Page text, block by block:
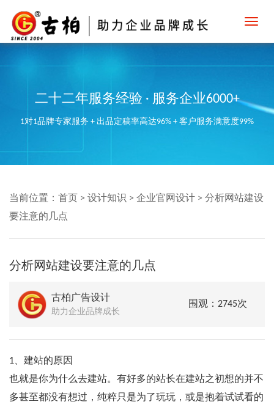
二十二年服务经验 · 服务企业6000+
1对1品牌专家服务 + 出品定稿率高达96% + 客户服务满意度99%
当前位置： 首页 > 设计知识 > 企业官网设计 > 分析网站建设
要注意的几点
分析网站建设要注意的几点
古柏广告设计
助力企业品牌成长
围观：2745次
1、建站的原因
也就是你为什么去建站。有好多的站长在建站之初想的并不
多甚至都没有想过，纯粹只是为了玩玩，或是抱着试试看的